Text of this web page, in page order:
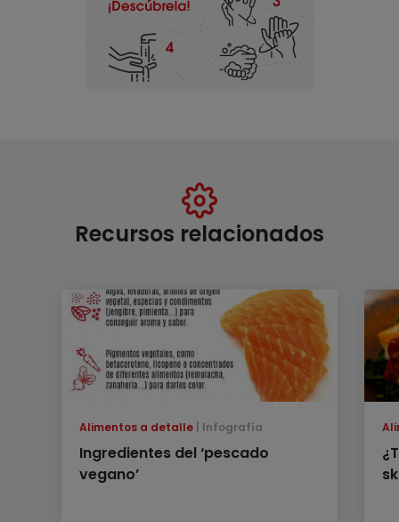
Recursos relacionados
Alimentos a detalle Infografía
Ingredientes del ‘pescado
vegano’